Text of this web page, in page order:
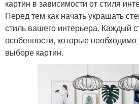
картин в зависимости от стиля
Перед тем как начать украшать
стиль вашего интерьера. Каждый
особенности, которые необходимо
выборе картин.